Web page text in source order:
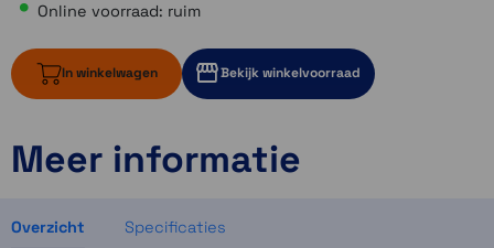
Online voorraad: ruim
In winkelwagen Bekijk winkelvoorraad
ruim op voorraad
1 op voorraad
Meer informatie
Overzicht Specificaties